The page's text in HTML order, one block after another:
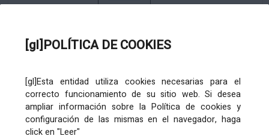
[gl]POLÍTICA DE COOKIES
[gl]Esta entidad utiliza cookies necesarias para el
correcto funcionamiento de su sitio web. Si desea
ampliar información sobre la Política de cookies y
configuración de las mismas en el navegador, haga
click en "Leer"
Amosar
28/12/2020
Amosar
ACTIVIDADE CORPORATIVA. Extracto do Pleno ordinario de data 2.7.2020